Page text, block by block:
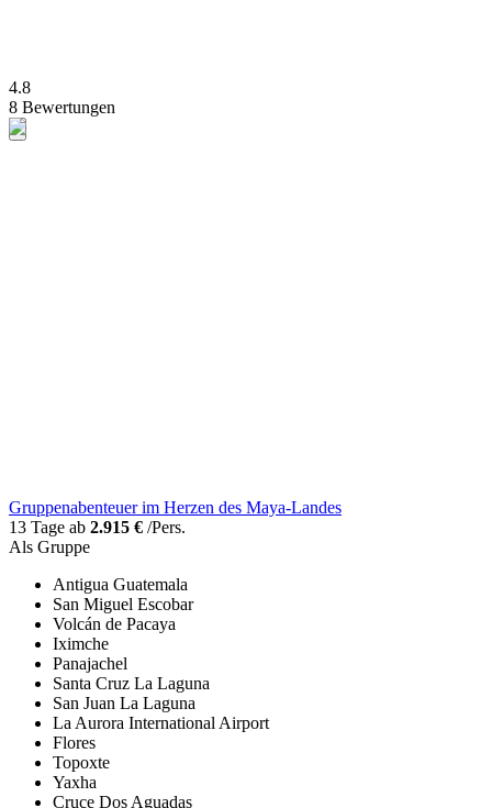
4.8
8 Bewertungen
Gruppenabenteuer im Herzen des Maya-Landes
13 Tage ab 2.915 € /Pers.
Als Gruppe
Antigua Guatemala
San Miguel Escobar
Volcán de Pacaya
Iximche
Panajachel
Santa Cruz La Laguna
San Juan La Laguna
La Aurora International Airport
Flores
Topoxte
Yaxha
Cruce Dos Aguadas